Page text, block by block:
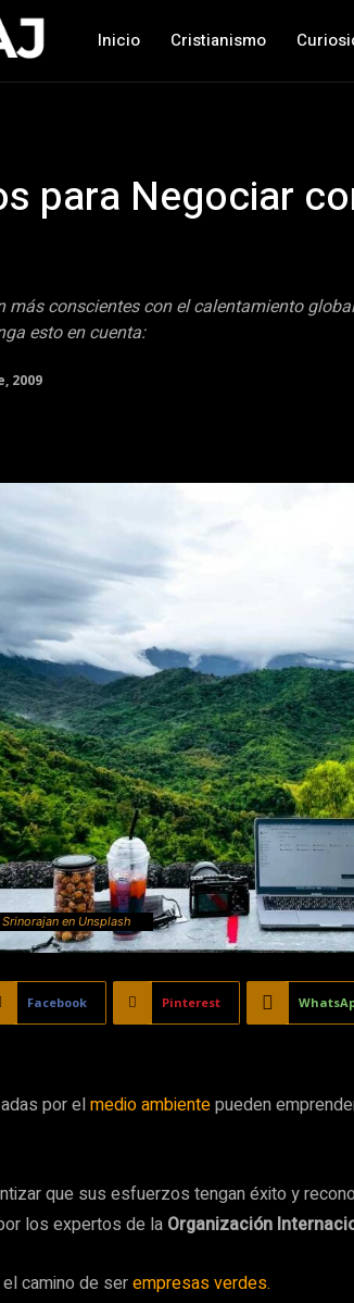
Inicio Cristianismo
para Negociar
más conscientes con el calentamiento
esto en cuenta:
2009
en Unsplash
Facebook Pinterest
por elmedio ambientepueden
que sus esfuerzos tengan éxito y
los expertos de la Organización
camino de serempresas verdes.